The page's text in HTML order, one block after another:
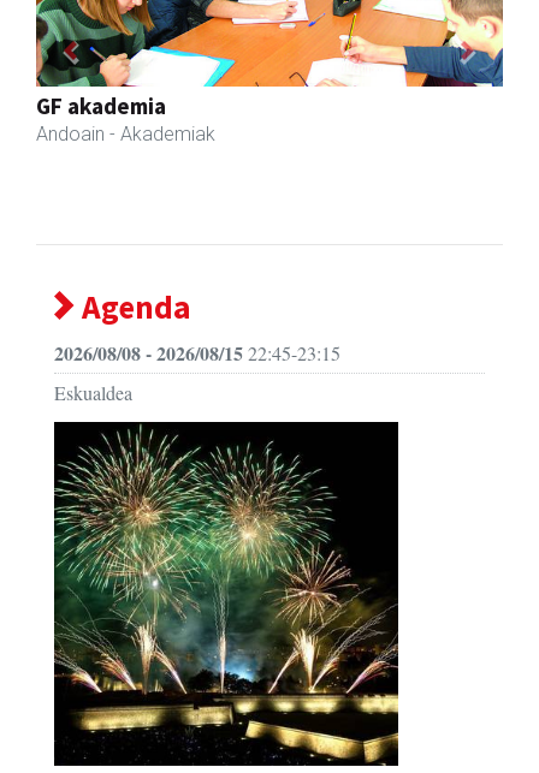
Karrika auto konponketa
Andoain - Auto konponketak
Previous Next
Agenda
2026/08/08 - 2026/08/1522:45-23:15
Eskualdea